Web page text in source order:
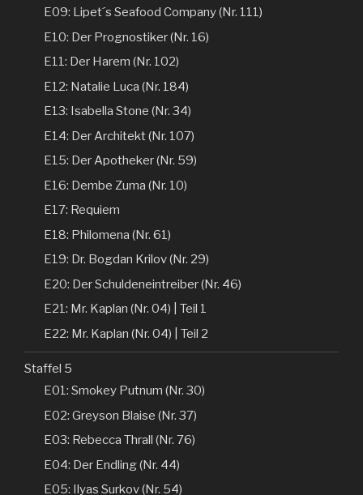
E09: Lipet´s Seafood Company (Nr. 111)
E10: Der Prognostiker (Nr. 16)
E11: Der Harem (Nr. 102)
E12: Natalie Luca (Nr. 184)
E13: Isabella Stone (Nr. 34)
E14: Der Architekt (Nr. 107)
E15: Der Apotheker (Nr. 59)
E16: Dembe Zuma (Nr. 10)
E17: Requiem
E18: Philomena (Nr. 61)
E19: Dr. Bogdan Krilov (Nr. 29)
E20: Der Schuldeneintreiber (Nr. 46)
E21: Mr. Kaplan (Nr. 04) | Teil 1
E22: Mr. Kaplan (Nr. 04) | Teil 2
Staffel 5
E01: Smokey Putnum (Nr. 30)
E02: Greyson Blaise (Nr. 37)
E03: Rebecca Thrall (Nr. 76)
E04: Der Endling (Nr. 44)
E05: Ilyas Surkov (Nr. 54)